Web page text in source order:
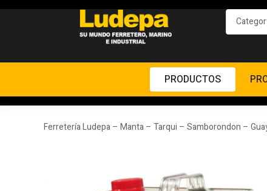
PRODUCTOS
Ferretería Ludepa – Manta – Tarqui – Samborondon –